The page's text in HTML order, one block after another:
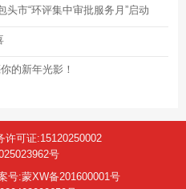
市“环评集中审批服务月”启动
的新年光影！
许可证:15120250002
号
号:蒙XW备201600001号